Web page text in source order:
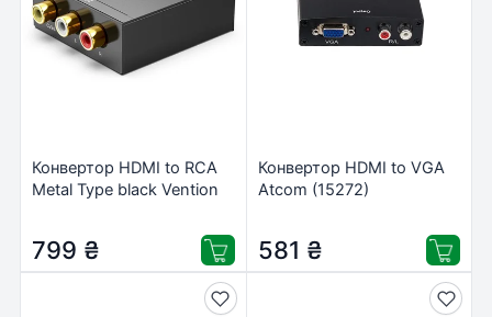
Конвертор HDMI to RCA
Metal Type black Vention
799 ₴
Конвертор HDMI to VGA
Atcom (15272)
581 ₴